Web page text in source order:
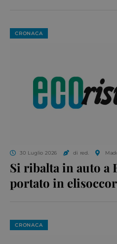
CRONACA
30 Luglio 2026 di red.
Si ribalta in auto a
portato in
CRONACA